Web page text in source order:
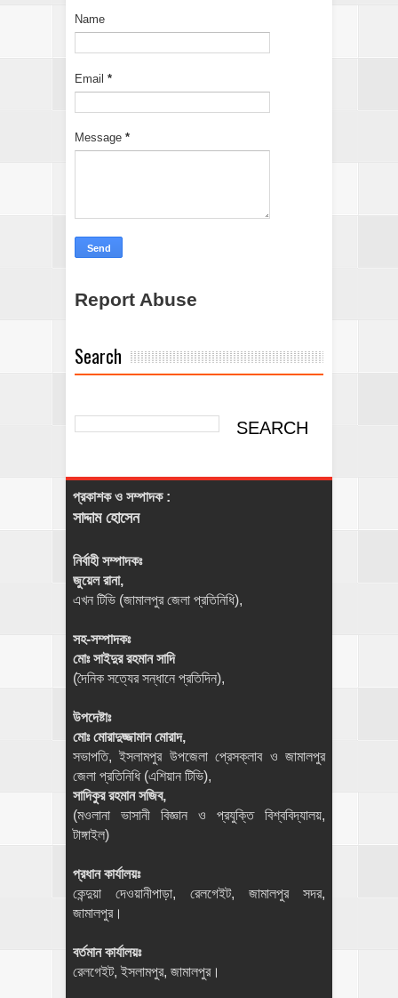
Name
Email *
Message *
Report Abuse
Search
প্রকাশক ও সম্পাদক :
সাদ্দাম হোসেন
নির্বাহী সম্পাদকঃ
জুয়েল রানা,
এখন টিভি (জামালপুর জেলা প্রতিনিধি),
সহ-সম্পাদকঃ
মোঃ সাইদুর রহমান সাদি
(দৈনিক সত্যের সন্ধানে প্রতিদিন),
উপদেষ্টাঃ
মোঃ মোরাদুজ্জামান মোরাদ,
সভাপতি, ইসলামপুর উপজেলা প্রেসক্লাব ও জামালপুর
জেলা প্রতিনিধি (এশিয়ান টিভি),
সাদিকুর রহমান সজিব,
(মওলানা ভাসানী বিজ্ঞান ও প্রযুক্তি বিশ্ববিদ্যালয়,
টাঙ্গাইল)
প্রধান কার্যালয়ঃ
কেন্দুয়া দেওয়ানীপাড়া, রেলগেইট, জামালপুর সদর,
জামালপুর।
বর্তমান কার্যালয়ঃ
রেলগেইট, ইসলামপুর, জামালপুর।